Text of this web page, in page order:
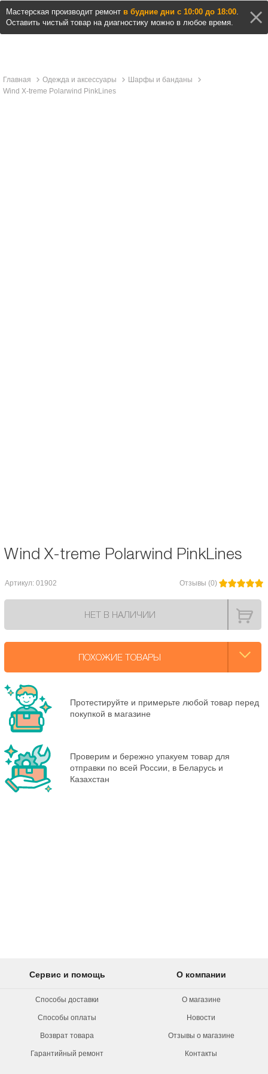
Мастерская производит ремонт в будние дни с 10:00 до 18:00.
Оставить чистый товар на диагностику можно в любое время.
Главная Одежда и аксессуары
Шарфы и банданы
Wind X-treme Polarwind PinkLines
Wind X-treme Polarwind PinkLines
Артикул: 01902 Отзывы (0)
НЕТ В НАЛИЧИИ
ПОХОЖИЕ ТОВАРЫ
Протестируйте и примерьте любой товар перед
покупкой в магазине
Проверим и бережно упакуем товар для
отправки по всей России, в Беларусь и
Казахстан
Сервис и помощь
Способы доставки
Способы оплаты
Возврат товара
Гарантийный ремонт
О компании
О магазине
Новости
Отзывы о магазине
Контакты